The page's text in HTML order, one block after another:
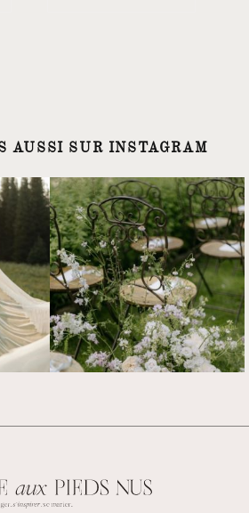
AUSSI SUR INSTAGRAM